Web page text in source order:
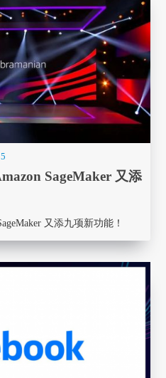
SageMaker 又添
又添九项新功能！